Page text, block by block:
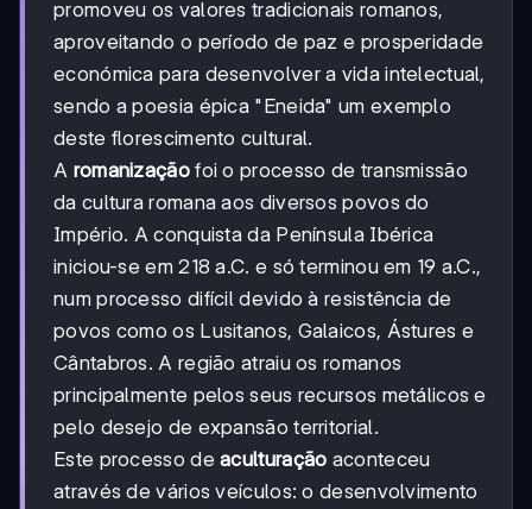
promoveu os valores tradicionais romanos,
aproveitando o período de paz e prosperidade
económica para desenvolver a vida intelectual,
sendo a poesia épica "Eneida" um exemplo
deste florescimento cultural.
A romanizaçãofoi o processo de transmissão
da cultura romana aos diversos povos do
Império. A conquista da Península Ibérica
iniciou-se em 218 a.C. e só terminou em 19 a.C.,
num processo difícil devido à resistência de
povos como os Lusitanos, Galaicos, Ástures e
Cântabros. A região atraiu os romanos
principalmente pelos seus recursos metálicos e
pelo desejo de expansão territorial.
Este processo deaculturação aconteceu
através de vários veículos: o desenvolvimento